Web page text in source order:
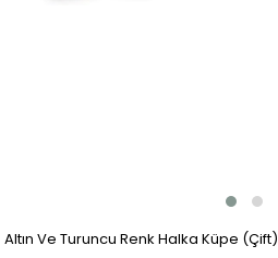
Altın Ve Turuncu Renk Halka Küpe (Çift)